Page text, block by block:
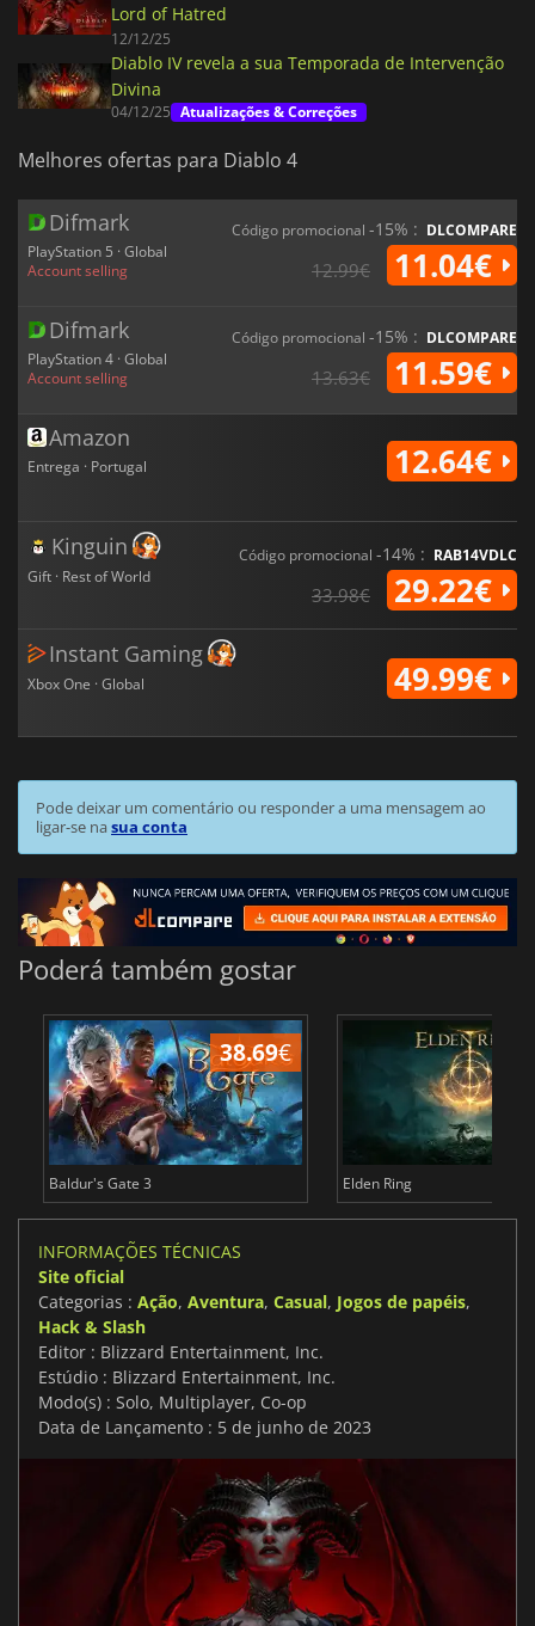
Lord of Hatred
12/12/25
Diablo IV revela a sua Temporada de Intervenção
Divina
04/12/25 Atualizações & Correções
Melhores ofertas para Diablo 4
Difmark
PlayStation 5 · Global
Account selling
Código promocional -15% : DLCOMPARE
12.99€ 11.04€
Difmark
PlayStation 4 · Global
Account selling
Código promocional -15% : DLCOMPARE
13.63€ 11.59€
Amazon
Entrega · Portugal 12.64€
Kinguin
Gift · Rest of World
Código promocional -14% : RAB14VDLC
33.98€ 29.22€
Instant Gaming
Xbox One · Global 49.99€
Pode deixar um comentário ou responder a uma mensagem ao
ligar-se nasua conta
Poderá também gostar
38.69€
Baldur's Gate 3 Elden Ring
INFORMAÇÕES TÉCNICAS
Site oficial
Categorias : Ação, Aventura, Casual, Jogos de papéis,
Hack & Slash
Editor : Blizzard Entertainment, Inc.
Estúdio : Blizzard Entertainment, Inc.
Modo(s) : Solo, Multiplayer, Co-op
Data de Lançamento : 5 de junho de 2023